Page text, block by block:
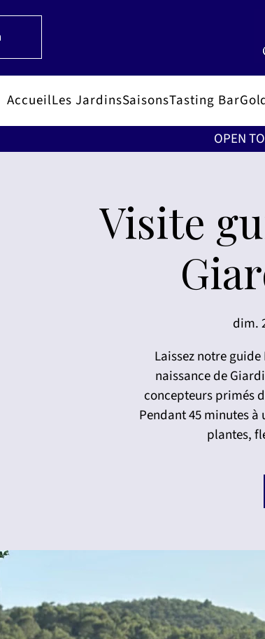
AccueilLes JardinsSaisonsTasting Bar
OPEN
Visite
dim.
Laissez notre
naissance de
concepteurs primés
Pendant 45 minutes à
plantes,